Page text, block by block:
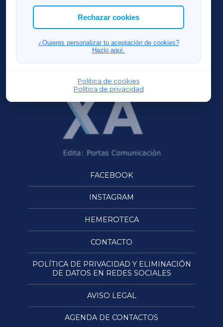
Rechazar cookies
¿Quieres personalizar tu aceptación de cookies?
Hazlo aquí.
Política de cookies
Política de privacidad
ACORUÑAXA
FERROLXA
OURENSEXA
FACEBOOK
INSTAGRAM
HEMEROTECA
CONTACTO
POLÍTICA DE PRIVACIDAD Y ELIMINACIÓN
DE DATOS EN REDES SOCIALES
AVISO LEGAL
AGENDA DE CONTACTOS